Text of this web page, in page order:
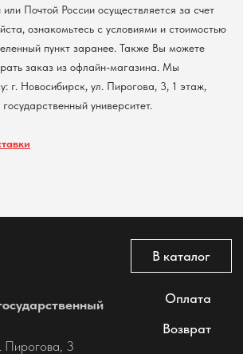
Почтой России осуществляется за счет
ознакомьтесь с условиями и стоимостью
пункт заранее. Также Вы можете
заказ из офлайн-магазина. Мы
г. Новосибирск, ул. Пирогова, 3, 1 этаж,
университет.
университет.
данных
данных